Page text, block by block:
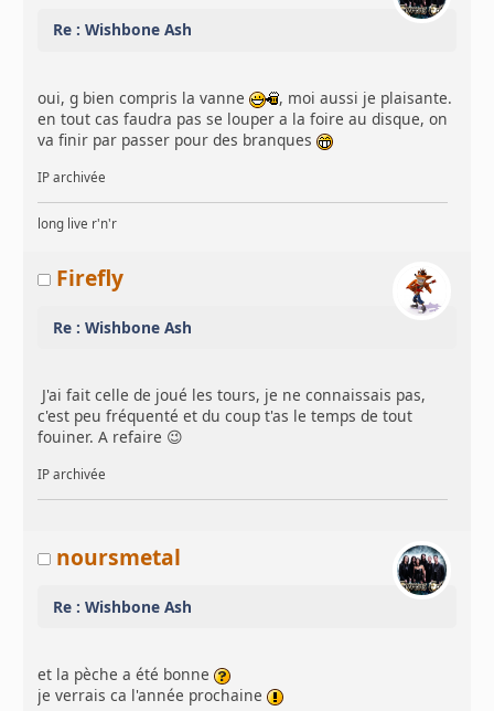
Re : Wishbone Ash
oui, g bien compris la vanne
, moi aussi je plaisante.
en tout cas faudra pas se louper a la foire au disque, on
va finir par passer pour des branques
IP archivée
long live r'n'r
Firefly
Re : Wishbone Ash
J'ai fait celle de joué les tours, je ne connaissais pas,
c'est peu fréquenté et du coup t'as le temps de tout
fouiner. A refaire 😉
IP archivée
noursmetal
Re : Wishbone Ash
et la pèche a été bonne
je verrais ca l'année prochaine